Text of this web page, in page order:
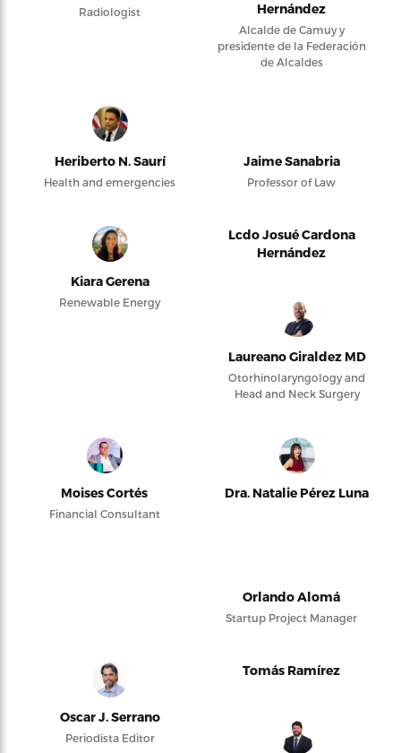
Radiologist
Hernández
Alcalde de Camuy y
presidente de la Federación
de Alcaldes
Heriberto N. Saurí
Health and emergencies
Jaime Sanabria
Professor of Law
Kiara Gerena
Renewable Energy
Lcdo Josué Cardona
Hernández
Laureano Giraldez MD
Otorhinolaryngology and
Head and Neck Surgery
Moises Cortés
Financial Consultant
Dra. Natalie Pérez Luna
Orlando Alomá
Startup Project Manager
Oscar J. Serrano
Periodista Editor
Tomás Ramírez